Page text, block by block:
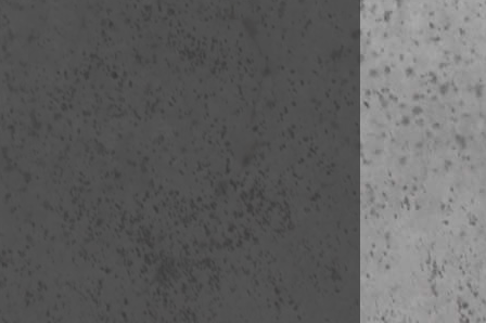
2E
2F Hotel
2G Rue
2H
2I
2J Église
2K Rue de
2L Jardin
2M Palais
2N Église
2O Église
ebédszünet
délutáni
2P Rue de
3A Musée